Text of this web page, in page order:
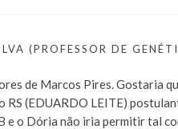
(PROFESSOR DE
de Marcos Pires. Gostaria
(EDUARDO LEITE)
e o Dória não iria permitir tal